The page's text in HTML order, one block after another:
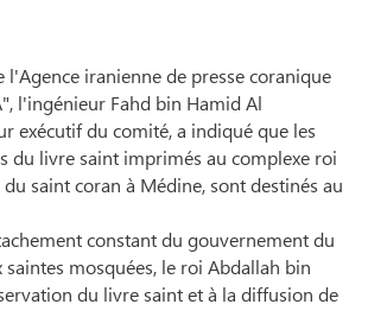
l'Agence iranienne de presse coranique
l'ingénieur Fahd bin Hamid Al
exécutif du comité, a indiqué que les
du livre saint imprimés au complexe roi
saint coran à Médine, sont destinés au
constant du gouvernement du
saintes mosquées, le roi Abdallah bin
du livre saint et à la diffusion de